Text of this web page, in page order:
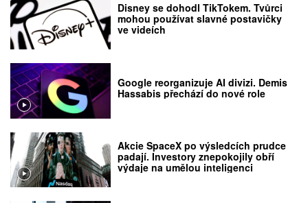
Disney se dohodl TikTokem. Tvůrci
mohou používat slavné postavičky
ve videích
Google reorganizuje AI divizi. Demis
Hassabis přechází do nové role
Akcie SpaceX po výsledcích prudce
padají. Investory znepokojily obří
výdaje na umělou inteligenci